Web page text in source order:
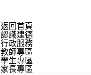
返回首頁
認識建德
行政服務
教師專區
學生專區
家長專區